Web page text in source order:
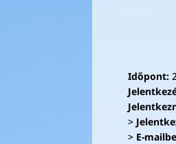
Időpont:
>
> E-